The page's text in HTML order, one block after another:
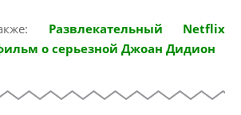
Развлекательный Netflix
о серьезной Джоан Дидион